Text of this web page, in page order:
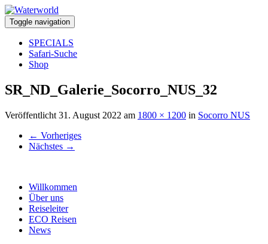
Toggle navigation
SPECIALS
Safari-Suche
Shop
SR_ND_Galerie_Socorro_NUS_32
Veröffentlicht 31. August 2022 am 1800 × 1200 in Socorro NUS
← Vorheriges
Nächstes →
Willkommen
Über uns
Reiseleiter
ECO Reisen
News